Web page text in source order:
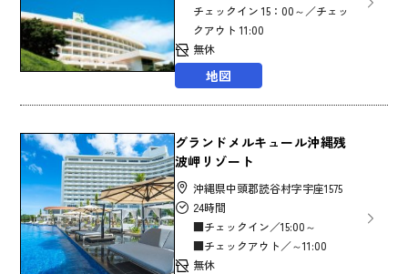
チェックイン 15：00～／チェッ
クアウト 11:00
無休
地図
グランドメルキュール沖縄残
波岬リゾート
沖縄県中頭郡読谷村字宇座1575
24時間
■チェックイン／15:00～
■チェックアウト／～11:00
無休